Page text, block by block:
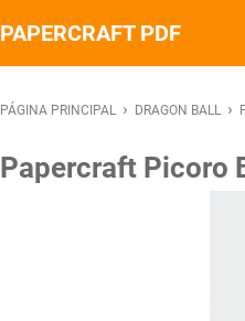
PAPERCRAFT PDF
PÁGINA PRINCIPAL › DRAGON BALL ›
Papercraft Picoro